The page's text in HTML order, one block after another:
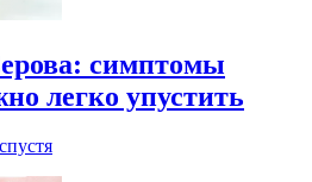
симптомы
легко упустить